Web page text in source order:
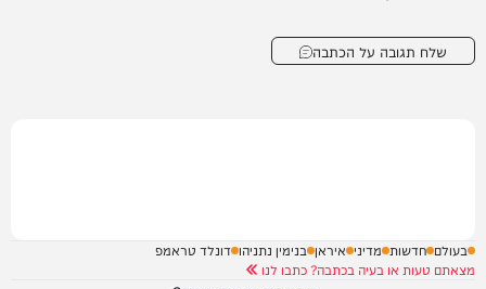
שלח תגובה על הכתבה
בעולם חדשות מדיני איראן בנימין נתניהו דונלד טראמפ
מצאתם טעות או בעיה בכתבה? כתבו לנו